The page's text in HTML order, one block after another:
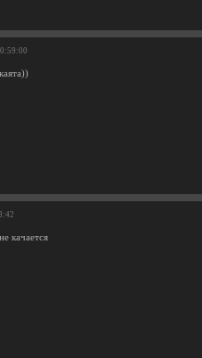
качается